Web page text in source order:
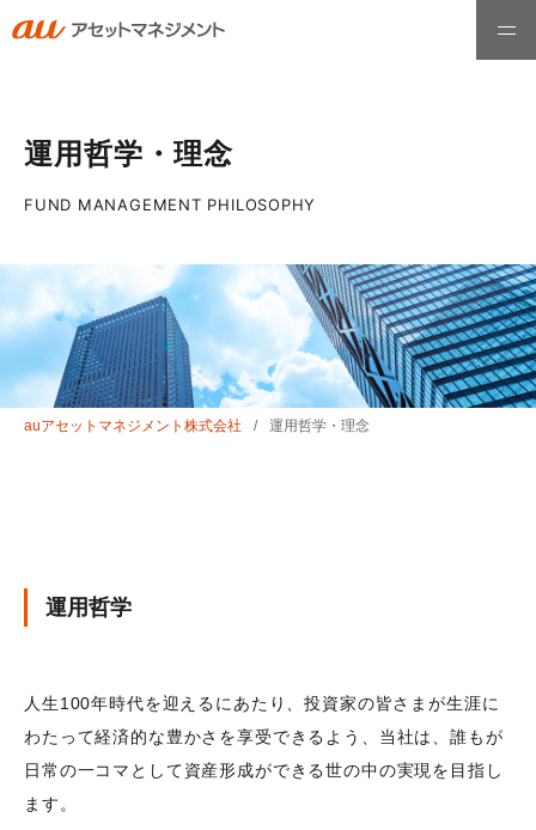
ファンド情報
最高運用責任者メッセージ
運用哲学・理念
役員紹介
サービス案内
人権に関する方針
サステナビリティ
機関投資家のみなさまへ
運用哲学・理念
FUND MANAGEMENT PHILOSOPHY
auアセットマネジメント株式会社 運用哲学・理念
運用哲学
人生100年時代を迎えるにあたり、投資家の皆さまが生涯に
わたって経済的な豊かさを享受できるよう、当社は、誰もが
日常の一コマとして資産形成ができる世の中の実現を目指し
ます。